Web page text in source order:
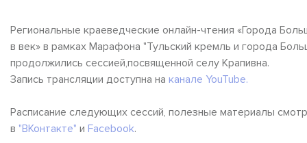
Региональные краеведческие онлайн-чтения «Города
в век» в рамках Марафона "Тульский кремль и города
продолжились сессией,посвященной селу Крапивна.
Запись трансляции доступна на канале YouTube.
Расписание следующих сессий, полезные материалы
в "ВКонтакте" и Facebook.